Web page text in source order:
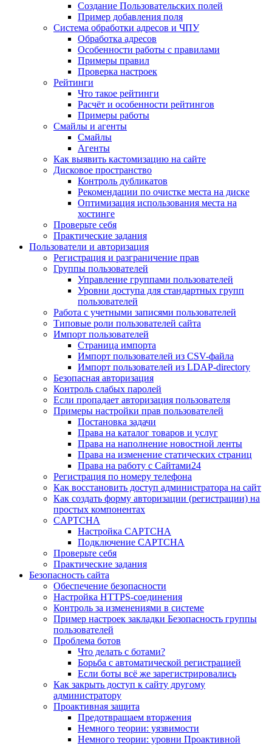
Создание Пользовательских полей
Пример добавления поля
Система обработки адресов и ЧПУ
Обработка адресов
Особенности работы с правилами
Примеры правил
Проверка настроек
Рейтинги
Что такое рейтинги
Расчёт и особенности рейтингов
Примеры работы
Смайлы и агенты
Смайлы
Агенты
Как выявить кастомизацию на сайте
Дисковое пространство
Контроль дубликатов
Рекомендации по очистке места на диске
Оптимизация использования места на
хостинге
Проверьте себя
Практические задания
Пользователи и авторизация
Регистрация и разграничение прав
Группы пользователей
Управление группами пользователей
Уровни доступа для стандартных групп
пользователей
Работа с учетными записями пользователей
Типовые роли пользователей сайта
Импорт пользователей
Страница импорта
Импорт пользователей из CSV-файла
Импорт пользователей из LDAP-directory
Безопасная авторизация
Контроль слабых паролей
Если пропадает авторизация пользователя
Примеры настройки прав пользователей
Постановка задачи
Права на каталог товаров и услуг
Права на наполнение новостной ленты
Права на изменение статических страниц
Права на работу с Сайтами24
Регистрация по номеру телефона
Как восстановить доступ администратора на сайт
Как создать форму авторизации (регистрации) на
простых компонентах
CAPTCHA
Настройка CAPTCHA
Подключение CAPTCHA
Проверьте себя
Практические задания
Безопасность сайта
Обеспечение безопасности
Настройка HTTPS-соединения
Контроль за изменениями в системе
Пример настроек закладки Безопасность группы
пользователей
Проблема ботов
Что делать с ботами?
Борьба с автоматической регистрацией
Если боты всё же зарегистрировались
Как закрыть доступ к сайту другому
администратору
Проактивная защита
Предотвращаем вторжения
Немного теории: уязвимости
Немного теории: уровни Проактивной